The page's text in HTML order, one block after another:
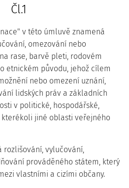
Čl.1
v této úmluvě znamená
omezování nebo
rase, barvě pleti, rodovém
etnickém původu, jehož cílem
nebo omezení uznání,
lidských práv a základních
v politické, hospodářské,
jiné oblasti veřejného
rozlišování, vylučování,
prováděného státem, který
vlastními a cizími občany.